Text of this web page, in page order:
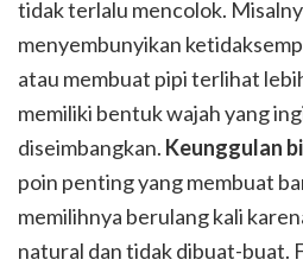
tidak terlalu mencolok.
menyembunyikan
atau membuat pipi terlihat
memiliki bentuk wajah yang
diseimbangkan. Keunggulan
poin penting yang membuat
memilihnya berulang kali
natural dan tidak dibuat-buat.